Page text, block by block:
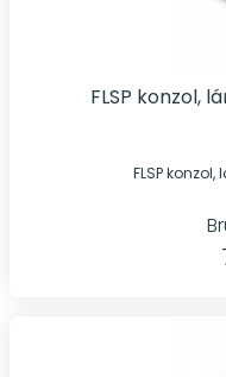
FLSP konzol,
FLSP